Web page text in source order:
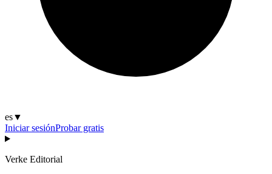
es▼
Iniciar sesiónProbar gratis
Verke Editorial